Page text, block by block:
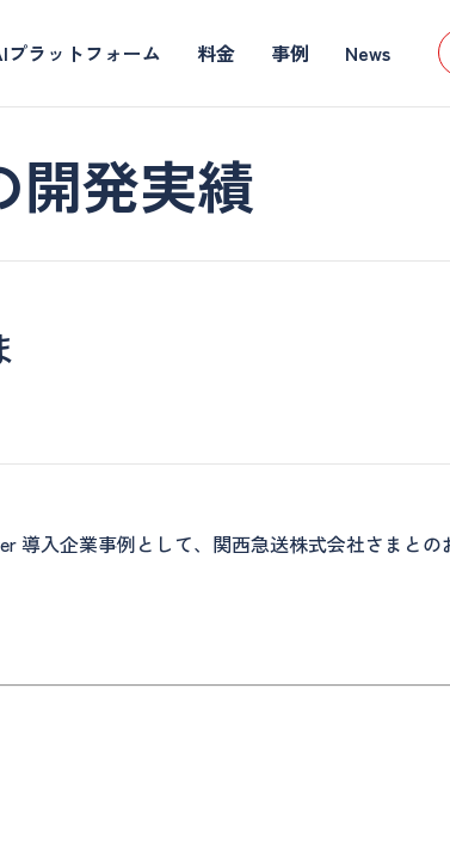
プラットフォーム 料金 事例 News
開発実績
導入企業事例として、関西急送株式会社さまとの